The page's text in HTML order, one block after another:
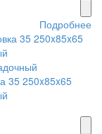
Подробнее
35 250x85x65